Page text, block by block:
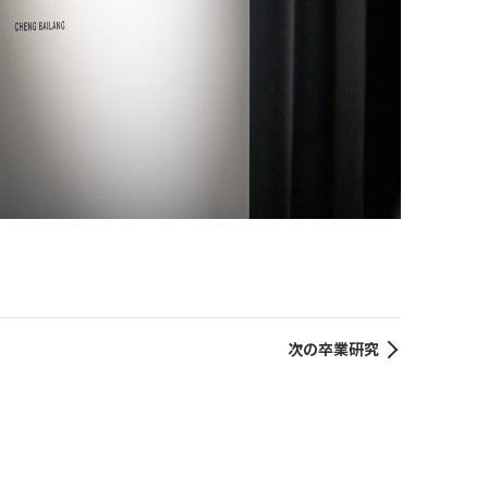
次の卒業研究